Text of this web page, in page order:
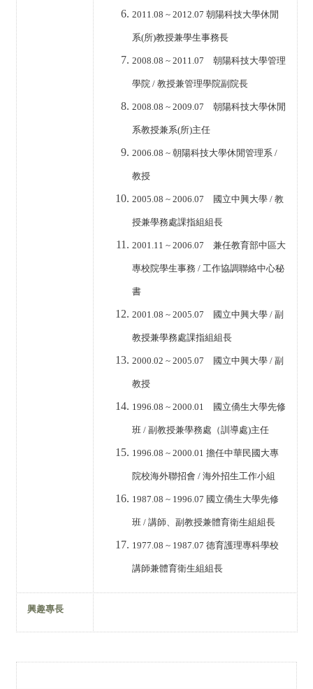
2011.08 ~ 2012.07 朝陽科技大學休閒
系(所)教授兼學生事務長
2008.08 ~ 2011.07 朝陽科技大學管理
學院 / 教授兼管理學院副院長
2008.08 ~ 2009.07 朝陽科技大學休閒
系教授兼系(所)主任
2006.08 ~ 朝陽科技大學休閒管理系 /
教授
2005.08 ~ 2006.07 國立中興大學 / 教
授兼學務處課指組組長
2001.11 ~ 2006.07 兼任教育部中區大
專校院學生事務 / 工作協調聯絡中心秘
書
2001.08 ~ 2005.07 國立中興大學 / 副
教授兼學務處課指組組長
2000.02 ~ 2005.07 國立中興大學 / 副
教授
1996.08 ~ 2000.01 國立僑生大學先修
班 / 副教授兼學務處（訓導處)主任
1996.08 ~ 2000.01 擔任中華民國大專
院校海外聯招會 / 海外招生工作小組
1987.08 ~ 1996.07 國立僑生大學先修
班 / 講師、副教授兼體育衛生組組長
1977.08 ~ 1987.07 德育護理專科學校
講師兼體育衛生組組長
興趣專長